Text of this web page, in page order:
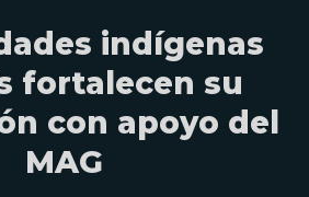
indígenas
fortalecen su
con apoyo del
MAG